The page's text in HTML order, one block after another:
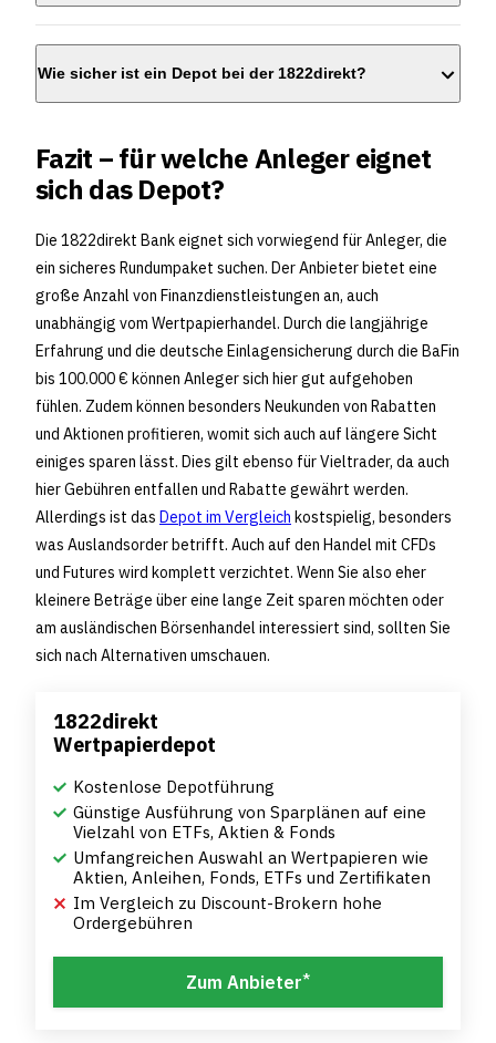
Wie sicher ist ein Depot bei der 1822direkt?
Fazit – für welche Anleger eignet
sich das Depot?
Die 1822direkt Bank eignet sich vorwiegend für Anleger, die
ein sicheres Rundumpaket suchen. Der Anbieter bietet eine
große Anzahl von Finanzdienstleistungen an, auch
unabhängig vom Wertpapierhandel. Durch die langjährige
Erfahrung und die deutsche Einlagensicherung durch die BaFin
bis 100.000 € können Anleger sich hier gut aufgehoben
fühlen. Zudem können besonders Neukunden von Rabatten
und Aktionen profitieren, womit sich auch auf längere Sicht
einiges sparen lässt. Dies gilt ebenso für Vieltrader, da auch
hier Gebühren entfallen und Rabatte gewährt werden.
Allerdings ist das Depot im Vergleich kostspielig, besonders
was Auslandsorder betrifft. Auch auf den Handel mit CFDs
und Futures wird komplett verzichtet. Wenn Sie also eher
kleinere Beträge über eine lange Zeit sparen möchten oder
am ausländischen Börsenhandel interessiert sind, sollten Sie
sich nach Alternativen umschauen.
1822direkt
Wertpapierdepot
Kostenlose Depotführung
Günstige Ausführung von Sparplänen auf eine
Vielzahl von ETFs, Aktien & Fonds
Umfangreichen Auswahl an Wertpapieren wie
Aktien, Anleihen, Fonds, ETFs und Zertifikaten
Im Vergleich zu Discount-Brokern hohe
Ordergebühren
Zum Anbieter*